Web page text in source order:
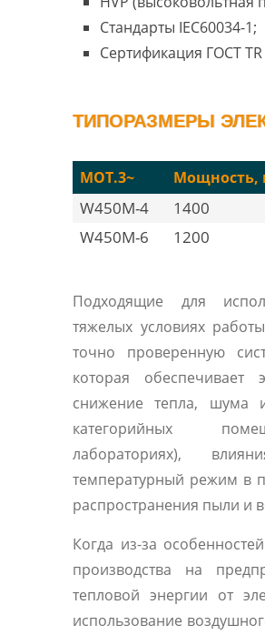
Стандарты IEC60034-1;
Сертификация ГОСТ TR
ТИПОРАЗМЕРЫ
MOT.3~ Мощность,
W450M-4 1400
W450M-6
1200
Подходящие для
тяжелых условиях
точно проверенную
которая обеспечивает
снижение тепла, шума
категорийных
лабораториях),
температурный режим в
распространения пыли и
Когда из-за
производства на
тепловой энергии от
использование